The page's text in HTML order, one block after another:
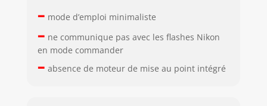
– mode d’emploi minimaliste
– ne communique pas avec les flashes Nikon
en mode commander
– absence de moteur de mise au point intégré